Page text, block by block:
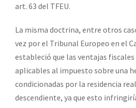
art. 63 del TFEU.
La misma doctrina, entre otros
vez por el Tribunal Europeo en el
estableció que las ventajas fiscales
aplicables al impuesto sobre una
condicionadas por la residencia
descendiente, ya que esto